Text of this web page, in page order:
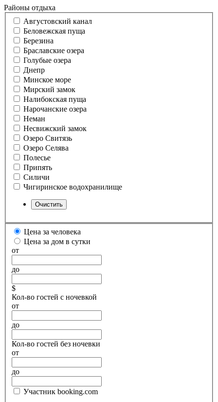
Районы отдыха
Августовский канал
Беловежская пуща
Березина
Браславские озера
Голубые озера
Днепр
Минское море
Мирский замок
Налибокская пуща
Нарочанские озера
Неман
Несвижский замок
Озеро Свитязь
Озеро Селява
Полесье
Припять
Силичи
Чигиринское водохранилище
Цена за человека
Цена за дом в сутки
от
до
$
Кол-во гостей с ночевкой
от
до
Кол-во гостей без ночевки
от
до
Участник booking.com